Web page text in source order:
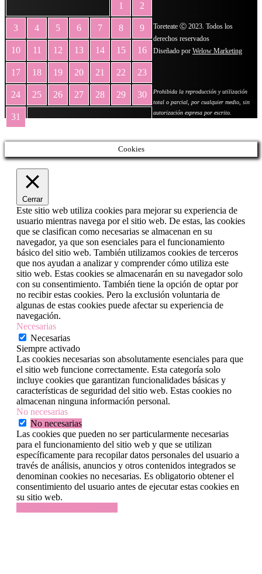
1 2
3 4 5 6 7 8 9
10 11 12 13 14 15 16
17 18 19 20 21 22 23
24 25 26 27 28 29 30
31
Toreteate Ⓒ 2023. Todos los
derechos reservados
Diseñado por Welow Marketing
Prohibida la reproducción y utilización
total o parcial, por cualquier medio, sin
autorización expresa por escrito.
Cookies
Cerrar
Este sitio web utiliza cookies para mejorar su experiencia de
usuario mientras navega por el sitio web. De estas, las cookies
que se clasifican como necesarias se almacenan en su
navegador, ya que son esenciales para el funcionamiento
básico del sitio web. También utilizamos cookies de terceros
que nos ayudan a analizar y comprender cómo utiliza este
sitio web. Estas cookies se almacenarán en su navegador solo
con su consentimiento. También tiene la opción de optar por
no recibir estas cookies. Pero la exclusión voluntaria de
algunas de estas cookies puede afectar su experiencia de
navegación.
Necesarias
Necesarias
Siempre activado
Las cookies necesarias son absolutamente esenciales para que
el sitio web funcione correctamente. Esta categoría solo
incluye cookies que garantizan funcionalidades básicas y
características de seguridad del sitio web. Estas cookies no
almacenan ninguna información personal.
No necesarias
No necesarias
Las cookies que pueden no ser particularmente necesarias
para el funcionamiento del sitio web y que se utilizan
específicamente para recopilar datos personales del usuario a
través de análisis, anuncios y otros contenidos integrados se
denominan cookies no necesarias. Es obligatorio obtener el
consentimiento del usuario antes de ejecutar estas cookies en
su sitio web.